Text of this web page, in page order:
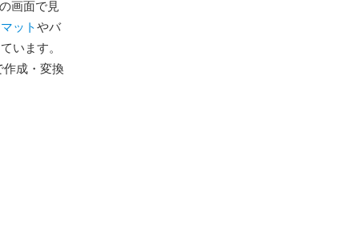
画面で見
ットやバ
います。
作成・変換